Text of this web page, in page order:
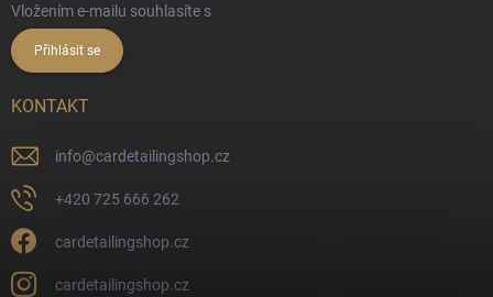
Vložením e-mailu souhlasíte s
Přihlásit se
KONTAKT
info@cardetailingshop.cz
+420 725 666 262
cardetailingshop.cz
cardetailingshop.cz